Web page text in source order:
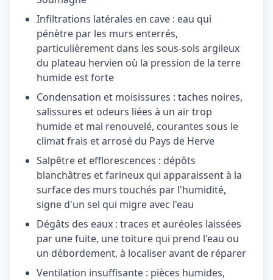
Infiltrations latérales en cave : eau qui
pénètre par les murs enterrés,
particulièrement dans les sous-sols argileux
du plateau hervien où la pression de la terre
humide est forte
Condensation et moisissures : taches noires,
salissures et odeurs liées à un air trop
humide et mal renouvelé, courantes sous le
climat frais et arrosé du Pays de Herve
Salpêtre et efflorescences : dépôts
blanchâtres et farineux qui apparaissent à la
surface des murs touchés par l'humidité,
signe d'un sel qui migre avec l'eau
Dégâts des eaux : traces et auréoles laissées
par une fuite, une toiture qui prend l'eau ou
un débordement, à localiser avant de réparer
Ventilation insuffisante : pièces humides,